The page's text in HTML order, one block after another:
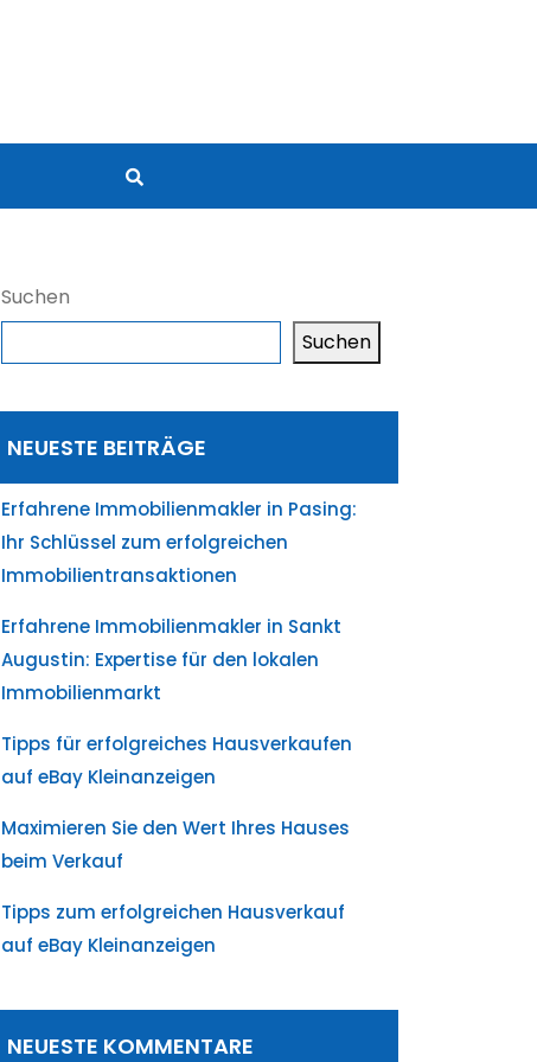
Suchen
Suchen
NEUESTE BEITRÄGE
Erfahrene Immobilienmakler in Pasing:
Ihr Schlüssel zum erfolgreichen
Immobilientransaktionen
Erfahrene Immobilienmakler in Sankt
Augustin: Expertise für den lokalen
Immobilienmarkt
Tipps für erfolgreiches Hausverkaufen
auf eBay Kleinanzeigen
Maximieren Sie den Wert Ihres Hauses
beim Verkauf
Tipps zum erfolgreichen Hausverkauf
auf eBay Kleinanzeigen
NEUESTE KOMMENTARE